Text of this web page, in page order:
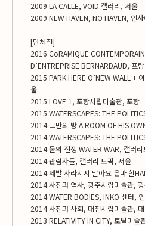
2009 LA CALLE, VOID 갤러리, 서울
2009 NEW HAVEN, NO HAVEN, 인
[단체전]
2016 CoRAMIQUE
D’ENTREPRISE BERNARDAUD, 프
2015 PARK HERE O’NEW WALL +
울
2015 LOVE 1, 포항시립미술관, 포항
2015 WATERSCAPES: THE
2014 그만의 방 A ROOM OF HIS
2014 WATERSCAPES: THE
2014 물의 전쟁 WATER WAR, 갤러
2014 관람자들, 갤러리 토픽, 서울
2014 제발 사라지지 말아요 은마 할
2014 사진과 역사, 광주시립미술관,
2014 WATER BODIES, INKO 센터,
2014 사진과 사회, 대전시립미술관,
2013 RELATIVITY IN CITY, 토탈미술